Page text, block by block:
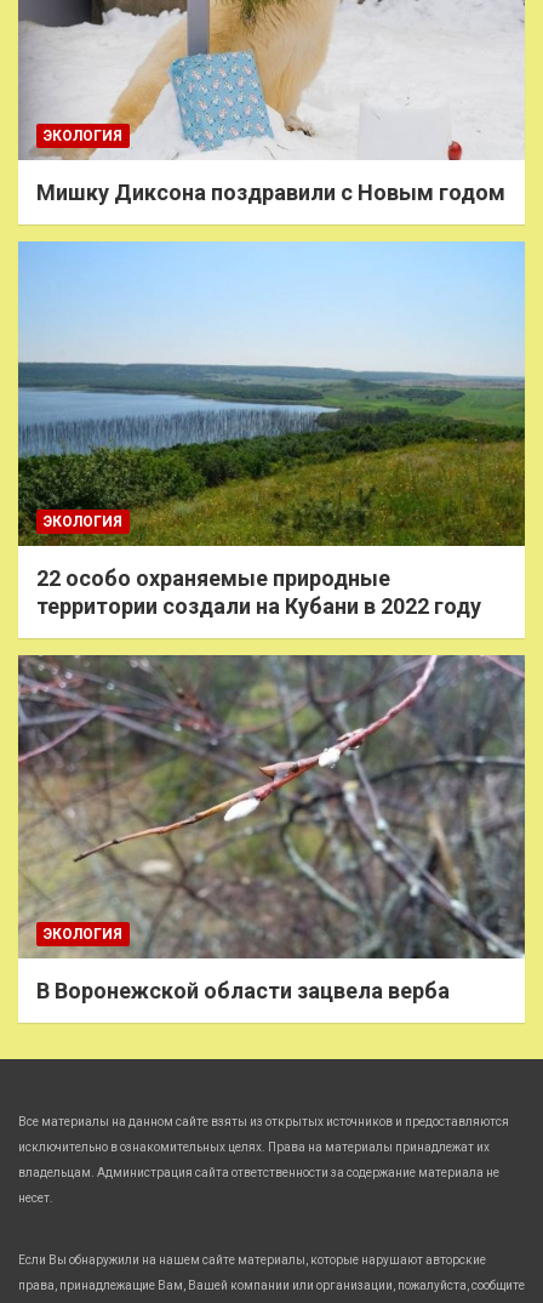
ЭКОЛОГИЯ
Мишку Диксона поздравили с Новым годом
ЭКОЛОГИЯ
22 особо охраняемые природные
территории создали на Кубани в 2022 году
ЭКОЛОГИЯ
В Воронежской области зацвела верба
Все материалы на данном сайте взяты из открытых источников и предоставляются
исключительно в ознакомительных целях. Права на материалы принадлежат их
владельцам. Администрация сайта ответственности за содержание материала не
несет.
Если Вы обнаружили на нашем сайте материалы, которые нарушают авторские
права, принадлежащие Вам, Вашей компании или организации, пожалуйста, сообщите